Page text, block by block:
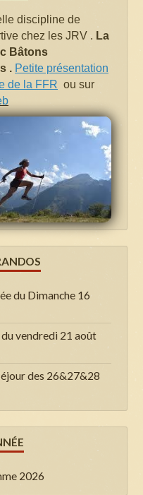
discipline de
chez les JRV . La
Bâtons
. Petite présentation
de la FFR ou sur
du Dimanche 16
du vendredi 21 août
des 26&27&28
2026